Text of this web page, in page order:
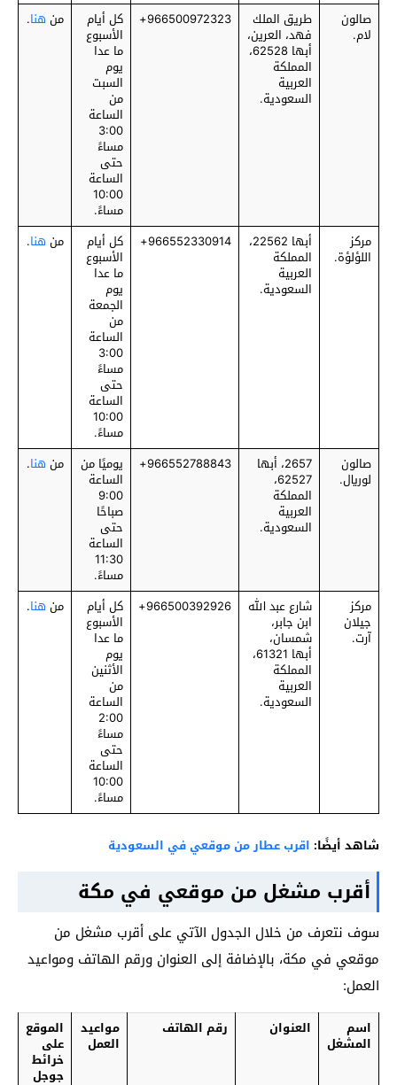
صالون
لام.
طريق الملك
فهد، العرين،
أبها 62528،
المملكة
العربية
السعودية.
‎966500972323+ كل أيام
الأسبوع
ما عدا
يوم
السبت
من
الساعة
3:00
مساءً
حتى
الساعة
10:00
مساءً.
من هنا.
مركز
اللؤلؤة.
أبها 22562،
المملكة
العربية
السعودية.
‎966552330914+ كل أيام
الأسبوع
ما عدا
يوم
الجمعة
من
الساعة
3:00
مساءً
حتى
الساعة
10:00
مساءً.
من هنا.
صالون
لوريال.
2657، أبها
62527،
المملكة
العربية
السعودية.
‎966552788843+ يوميًا من
الساعة
9:00
صباحًا
حتى
الساعة
11:30
مساءً.
من هنا.
مركز
جيلان
آرت.
شارع عبد الله
ابن جابر،
شمسان،
أبها 61321،
المملكة
العربية
السعودية.
‎966500392926+ كل أيام
الأسبوع
ما عدا
يوم
الأثنين
من
الساعة
2:00
مساءً
حتى
الساعة
10:00
مساءً.
من هنا.
شاهد أيضًا: اقرب عطار من موقعي في السعودية
أقرب مشغل من موقعي في مكة
سوف نتعرف من خلال الجدول الآتي على أقرب مشغل من
موقعي في مكة، بالإضافة إلى العنوان ورقم الهاتف ومواعيد
العمل:
اسم
المشغل
العنوان رقم الهاتف مواعيد
العمل
الموقع
على
خرائط
جوجل